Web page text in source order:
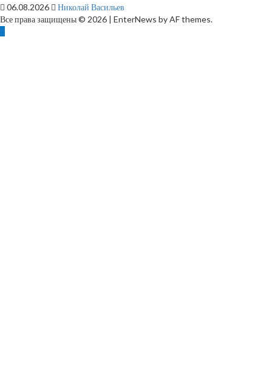
06.08.2026
Николай Васильев
Все права защищены © 2026 | EnterNews by AF themes.